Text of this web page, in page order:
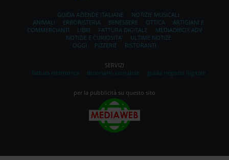
GUIDA AZIENDE ITALIANE
NOTIZIE MUSICALI
ANIMALI
ERBORISTERIA BENESSERE OTTICA
ARTIGIANI E
COMMERCIANTI
LIBRI FATTURA DIGITALE
MEDIADIBOX ADV
NOTIZIE E CURIOSITA'
ULTIME NOTIZE
OGGI
PIZZERIE RISTORANTI
SERVIZI
fattura elettronica
dizionario contabile guida negozio digitale
per la pubblicità su questo sito